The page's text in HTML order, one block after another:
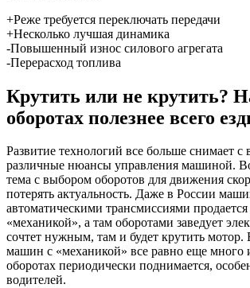
+Реже требуется переключать передачи
+Несколько лучшая динамика
-Повышенный износ силового агрегата
-Перерасход топлива
Крутить или не крутить?
оборотах полезнее всего
Развитие технологий все больше снимает с
различные нюансы управления машиной.
тема с выбором оборотов для движения
потерять актуальность. Даже в России
автоматическими трансмиссиями
«механикой», а там оборотами заведует
сочтет нужным, там и будет крутить
машин с «механикой» все равно еще много
оборотах периодически поднимается,
водителей.